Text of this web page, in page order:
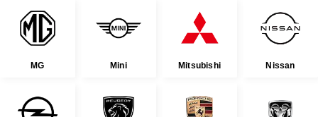
MG Mini Mitsubishi Nissan